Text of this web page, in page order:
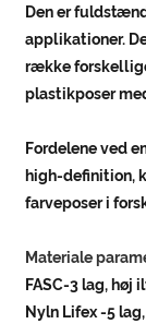
Den er
applikationer.
række
plastikposer
Fordelene ved
high-definition,
farveposer i
Materiale
FASC-3 lag, høj
Nyln Lifex -5